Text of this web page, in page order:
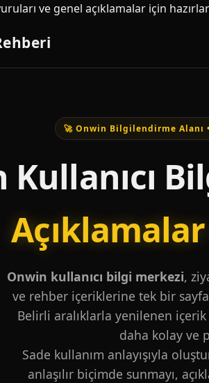
ve genel açıklamalar için
🚀 Onwin Bilgilendirme Alanı
Onwin kullanıcı bilgi merkezi,
ve rehber içeriklerine tek bir sayfa
Belirli aralıklarla yenilenen içerik
daha kolay ve
Sade kullanım anlayışıyla
anlaşılır biçimde sunmayı,